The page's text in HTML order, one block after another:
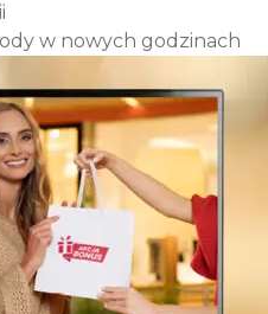
z nami!
w nowych godzinach